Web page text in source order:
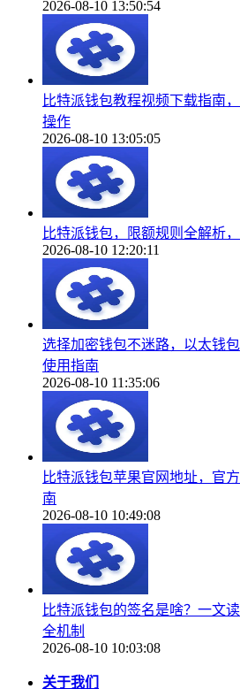
2026-08-10 13:50:54
比特派钱包教程视频下载指南
操作
2026-08-10 13:05:05
比特派钱包，限额规则全解析
2026-08-10 12:20:11
选择加密钱包不迷路，以太钱
使用指南
2026-08-10 11:35:06
比特派钱包苹果官网地址，官
南
2026-08-10 10:49:08
比特派钱包的签名是啥？一文
全机制
2026-08-10 10:03:08
关于我们